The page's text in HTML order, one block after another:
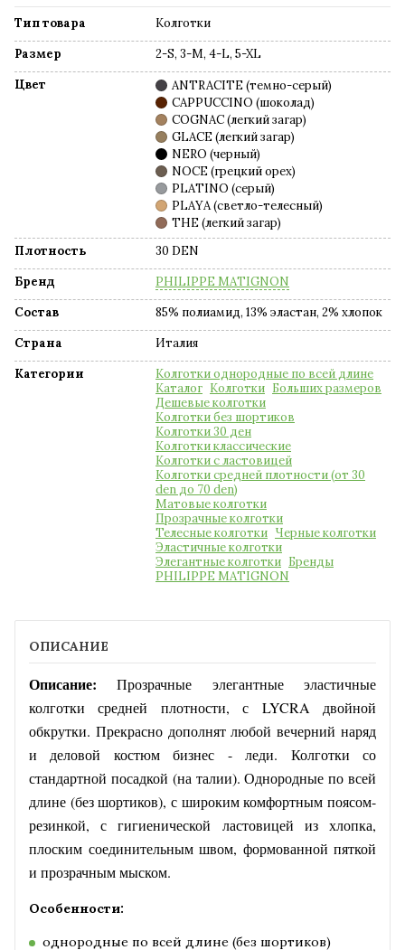
Тип товара
Колготки
Размер
2-S, 3-M, 4-L, 5-XL
Цвет
ANTRACITE (темно-серый)
CAPPUCCINO (шоколад)
COGNAC (легкий загар)
GLACE (легкий загар)
NERO (черный)
NOCE (грецкий орех)
PLATINO (серый)
PLAYA (светло-телесный)
THE (легкий загар)
Плотность
30 DEN
Бренд
PHILIPPE MATIGNON
Состав
85% полиамид, 13% эластан, 2% хлопок
Страна
Италия
Категории
Колготки однородные по всей длине
Каталог Колготки Больших размеров
Дешевые колготки
Колготки без шортиков
Колготки 30 ден
Колготки классические
Колготки с ластовицей
Колготки средней плотности (от 30
den до 70 den)
Матовые колготки
Прозрачные колготки
Телесные колготки Черные колготки
Эластичные колготки
Элегантные колготки Бренды
PHILIPPE MATIGNON
ОПИСАНИЕ
Описание:Прозрачные элегантные эластичные
колготки средней плотности, с LYCRA двойной
обкрутки. Прекрасно дополнят любой вечерний наряд
и деловой костюм бизнес - леди. Колготки со
стандартной посадкой (на талии). Однородные по всей
длине (без шортиков), с широким комфортным поясом-
резинкой, с гигиенической ластовицей из хлопка,
плоским соединительным швом, формованной пяткой
и прозрачным мыском.
Особенности:
однородные по всей длине (без шортиков)